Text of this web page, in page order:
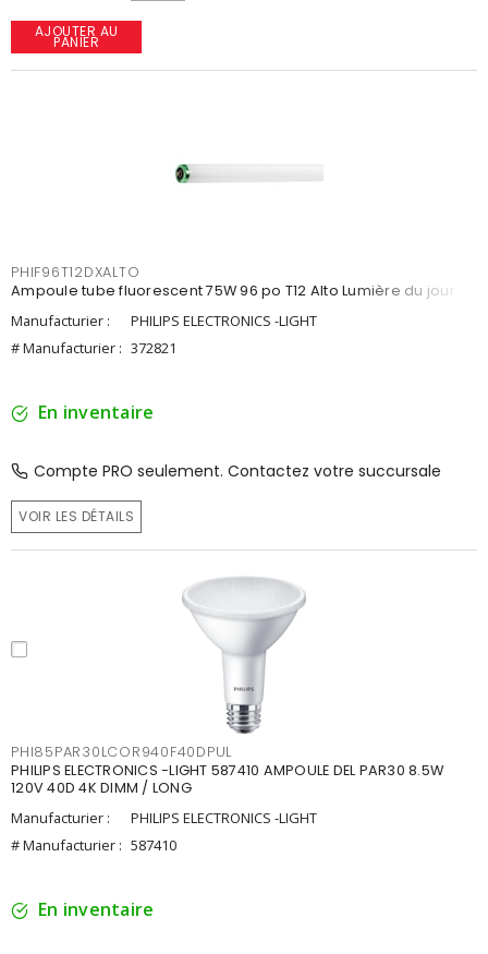
AJOUTER AU
PANIER
PHIF96T12DXALTO
Ampoule tube fluorescent 75W 96 po T12 Alto Lumière du jour
Manufacturier :
PHILIPS ELECTRONICS -LIGHT
# Manufacturier : 372821
En inventaire
Compte PRO seulement. Contactez votre succursale
VOIR LES DÉTAILS
PHI85PAR30LCOR940F40DPUL
PHILIPS ELECTRONICS -LIGHT 587410 AMPOULE DEL PAR30 8.5W
120V 40D 4K DIMM / LONG
Manufacturier :
PHILIPS ELECTRONICS -LIGHT
# Manufacturier : 587410
En inventaire